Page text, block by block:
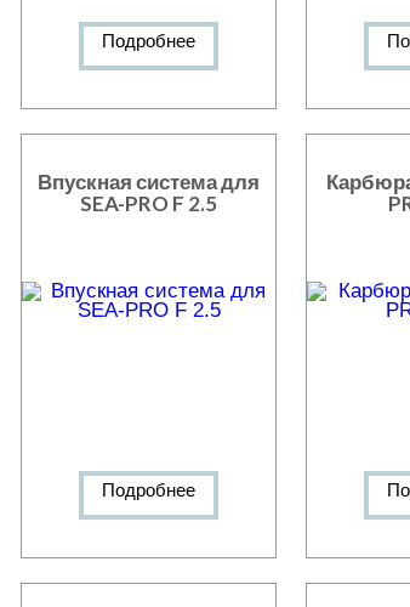
Подробнее
Впускная система для
SEA-PRO F 2.5
Подробнее